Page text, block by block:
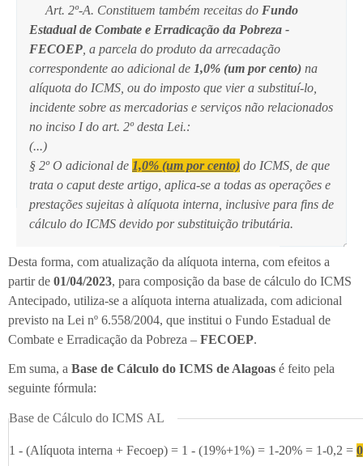
Art. 2º-A. Constituem também receitas do Fundo
Estadual de Combate e Erradicação da Pobreza -
FECOEP , a parcela do produto da arrecadação
correspondente ao adicional de 1,0% (um por cento) na
alíquota do ICMS, ou do imposto que vier a substituí-lo,
incidente sobre as mercadorias e serviços não relacionados
no inciso I do art. 2º desta Lei.:
(...)
§ 2º O adicional de 1,0% (um por cento) do ICMS, de que
trata o caput deste artigo, aplica-se a todas as operações e
prestações sujeitas à alíquota interna, inclusive para fins de
cálculo do ICMS devido por substituição tributária.
Desta forma, com atualização da alíquota interna, com efeitos a
partir de 01/04/2023, para composição da base de cálculo do ICMS
Antecipado, utiliza-se a alíquota interna atualizada, com adicional
previsto na Lei nº 6.558/2004, que institui o Fundo Estadual de
Combate e Erradicação da Pobreza – FECOEP.
Em suma, a Base de Cálculo do ICMS de Alagoas é feito pela
seguinte fórmula:
Base de Cálculo do ICMS AL
1 - (Alíquota interna + Fecoep) = 1 - (19%+1%) = 1-20% = 1-0,2 =